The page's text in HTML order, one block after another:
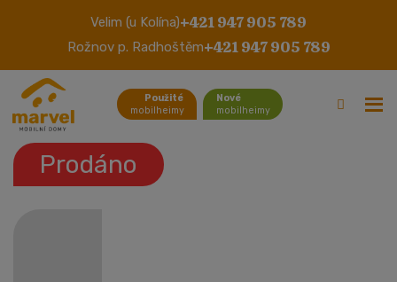
Velim (u Kolína)+421 947 905 789
Rožnov p. Radhoštěm+421 947 905 789
Použité
mobilheimy
Nové
mobilheimy
Santana
Prodáno